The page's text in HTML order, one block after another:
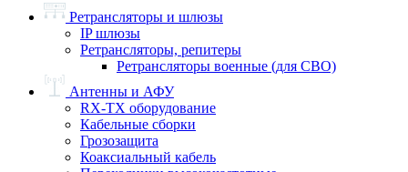
Ретрансляторы и шлюзы
IP шлюзы
Ретрансляторы, репитеры
Ретрансляторы военные (для СВО)
Антенны и АФУ
RX-TX оборудование
Кабельные сборки
Грозозащита
Коаксиальный кабель